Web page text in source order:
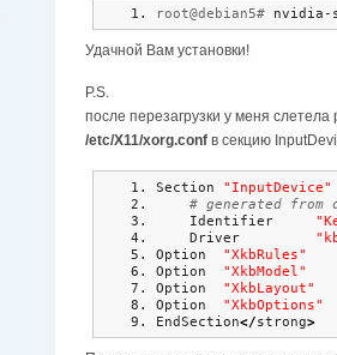
root@debian5# nvidia-
Удачной Вам установки!
P.S.
после перезагрузки у меня
/etc/X11/xorg.conf в секцию
Section
"InputDevice"
# generated from
    Identifier
    Driver
Option
"XkbRules"
Option
"XkbModel"
Option
"XkbLayout"
Option
"XkbOptions"
EndSection</strong>